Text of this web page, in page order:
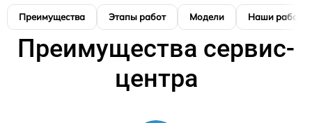
Преимущества Этапы работ Модели Наши работы
Преимущества сервис-
центра